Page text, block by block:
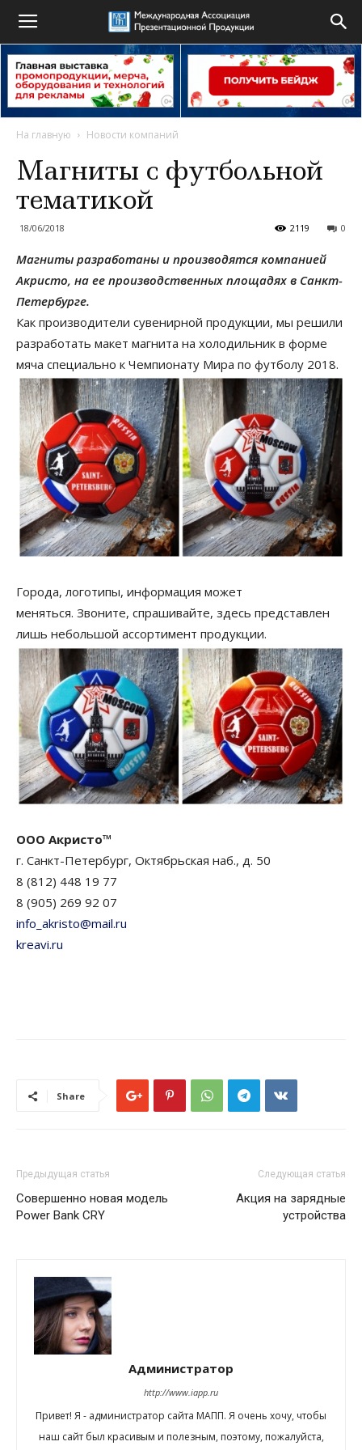
На главную Новости компаний
Магниты с футбольной
тематикой
18/06/2018 0
2119
Магниты разработаны и производятся компанией
Акристо, на ее производственных площадях в Санкт-
Петербурге.
Как производители сувенирной продукции, мы решили
разработать макет магнита на холодильник в форме
мяча специально к Чемпионату Мира по футболу 2018.
Города, логотипы, информация может
меняться. Звоните, спрашивайте, здесь представлен
лишь небольшой ассортимент продукции.
ООО Акристо™
г. Санкт-Петербург, Октябрьская наб., д. 50
8 (812) 448 19 77
8 (905) 269 92 07
info_akristo@mail.ru
kreavi.ru
Share
Предыдущая статья
Совершенно новая модель
Power Bank CRY
Следующая статья
Акция на зарядные
устройства
Администратор
http://www.iapp.ru
Привет! Я - администратор сайта МАПП. Я очень хочу, чтобы
наш сайт был красивым и полезным, поэтому, пожалуйста,